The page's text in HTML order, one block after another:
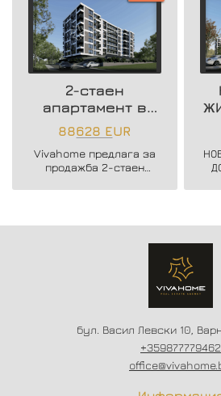
2-стаен
апартамент в
нова жилищна
сграда
88628 EUR
Vivahome предлага за
продажба 2-стаен
жилищна сграда в жк.
бул. Васил Левски 10,
+359877779462